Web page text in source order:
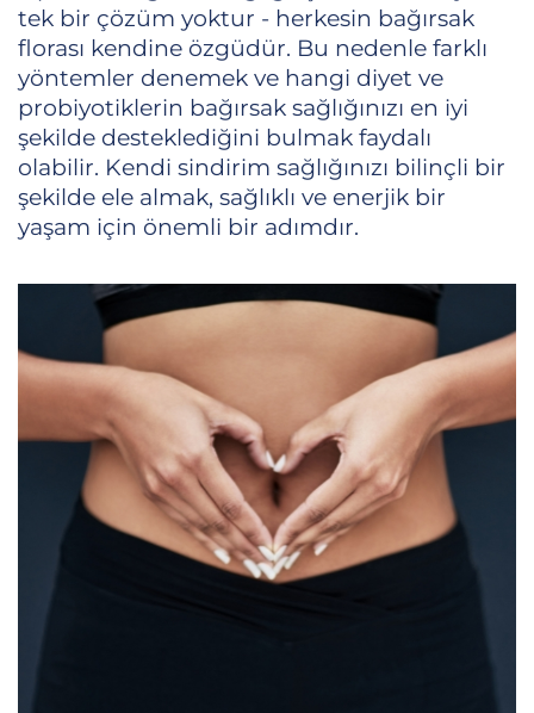
tek bir çözüm yoktur - herkesin bağırsak
florası kendine özgüdür. Bu nedenle farklı
yöntemler denemek ve hangi diyet ve
probiyotiklerin bağırsak sağlığınızı en iyi
şekilde desteklediğini bulmak faydalı
olabilir. Kendi sindirim sağlığınızı bilinçli bir
şekilde ele almak, sağlıklı ve enerjik bir
yaşam için önemli bir adımdır.